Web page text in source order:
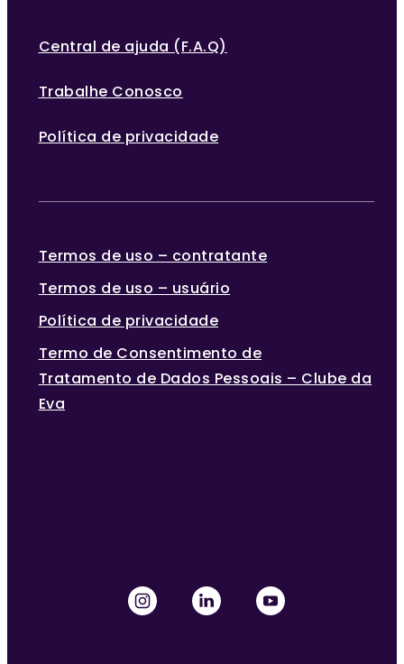
Central de ajuda (F.A.Q)
Trabalhe Conosco
Política de privacidade
Termos de uso – contratante
Termos de uso – usuário
Política de privacidade
Termo de Consentimento de
Tratamento de Dados Pessoais – Clube da
Eva